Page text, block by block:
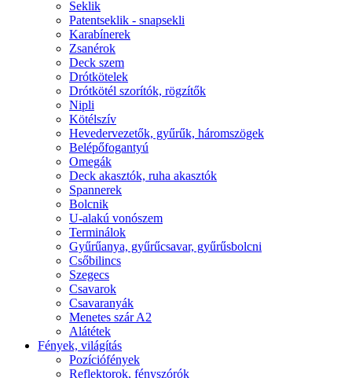
Seklik
Patentseklik - snapsekli
Karabínerek
Zsanérok
Deck szem
Drótkötelek
Drótkötél szorítók, rögzítők
Nipli
Kötélszív
Hevedervezetők, gyűrűk, háromszögek
Belépőfogantyú
Omegák
Deck akasztók, ruha akasztók
Spannerek
Bolcnik
U-alakú vonószem
Terminálok
Gyűrűanya, gyűrűcsavar, gyűrűsbolcni
Csőbilincs
Szegecs
Csavarok
Csavaranyák
Menetes szár A2
Alátétek
Fények, világítás
Pozíciófények
Reflektorok, fényszórók